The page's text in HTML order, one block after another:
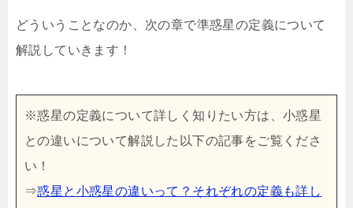
どういうことなのか、次の章で準惑星の定義について
解説していきます！
※惑星の定義について詳しく知りたい方は、小惑星
との違いについて解説した以下の記事をご覧くださ
い！
⇒惑星と小惑星の違いって？それぞれの定義も詳し